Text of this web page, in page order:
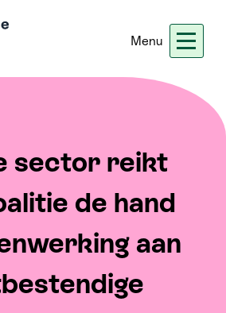
Menu
sector reikt
de hand
aan